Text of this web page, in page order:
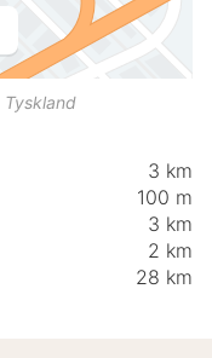
Tyskland
3 km
100 m
3 km
2 km
28 km